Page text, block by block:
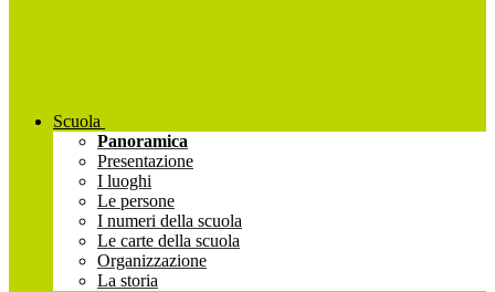
Scuola
Panoramica
Presentazione
I luoghi
Le persone
I numeri della scuola
Le carte della scuola
Organizzazione
La storia